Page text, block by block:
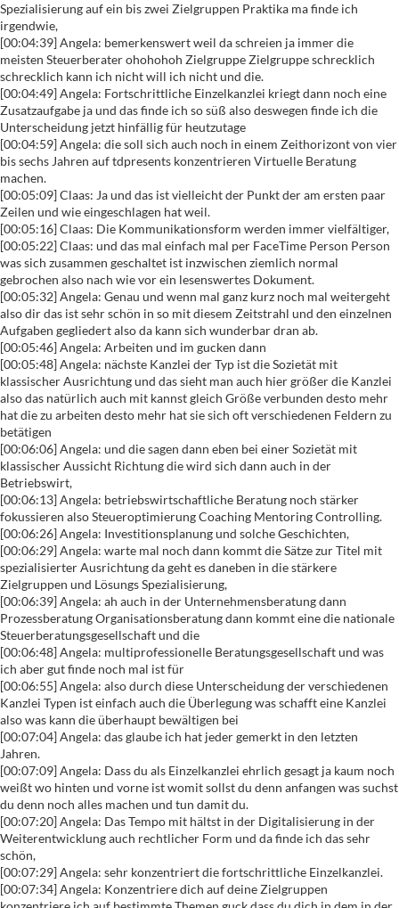
Spezialisierung auf ein bis zwei Zielgruppen Praktika ma finde ich
irgendwie,
[00:04:39] Angela: bemerkenswert weil da schreien ja immer die
meisten Steuerberater ohohohoh Zielgruppe Zielgruppe schrecklich
schrecklich kann ich nicht will ich nicht und die.
[00:04:49] Angela: Fortschrittliche Einzelkanzlei kriegt dann noch eine
Zusatzaufgabe ja und das finde ich so süß also deswegen finde ich die
Unterscheidung jetzt hinfällig für heutzutage
[00:04:59] Angela: die soll sich auch noch in einem Zeithorizont von vier
bis sechs Jahren auf tdpresents konzentrieren Virtuelle Beratung
machen.
[00:05:09] Claas: Ja und das ist vielleicht der Punkt der am ersten paar
Zeilen und wie eingeschlagen hat weil.
[00:05:16] Claas: Die Kommunikationsform werden immer vielfältiger,
[00:05:22] Claas: und das mal einfach mal per FaceTime Person Person
was sich zusammen geschaltet ist inzwischen ziemlich normal
gebrochen also nach wie vor ein lesenswertes Dokument.
[00:05:32] Angela: Genau und wenn mal ganz kurz noch mal weitergeht
also dir das ist sehr schön in so mit diesem Zeitstrahl und den einzelnen
Aufgaben gegliedert also da kann sich wunderbar dran ab.
[00:05:46] Angela: Arbeiten und im gucken dann
[00:05:48] Angela: nächste Kanzlei der Typ ist die Sozietät mit
klassischer Ausrichtung und das sieht man auch hier größer die Kanzlei
also das natürlich auch mit kannst gleich Größe verbunden desto mehr
hat die zu arbeiten desto mehr hat sie sich oft verschiedenen Feldern zu
betätigen
[00:06:06] Angela: und die sagen dann eben bei einer Sozietät mit
klassischer Aussicht Richtung die wird sich dann auch in der
Betriebswirt,
[00:06:13] Angela: betriebswirtschaftliche Beratung noch stärker
fokussieren also Steueroptimierung Coaching Mentoring Controlling.
[00:06:26] Angela: Investitionsplanung und solche Geschichten,
[00:06:29] Angela: warte mal noch dann kommt die Sätze zur Titel mit
spezialisierter Ausrichtung da geht es daneben in die stärkere
Zielgruppen und Lösungs Spezialisierung,
[00:06:39] Angela: ah auch in der Unternehmensberatung dann
Prozessberatung Organisationsberatung dann kommt eine die nationale
Steuerberatungsgesellschaft und die
[00:06:48] Angela: multiprofessionelle Beratungsgesellschaft und was
ich aber gut finde noch mal ist für
[00:06:55] Angela: also durch diese Unterscheidung der verschiedenen
Kanzlei Typen ist einfach auch die Überlegung was schafft eine Kanzlei
also was kann die überhaupt bewältigen bei
[00:07:04] Angela: das glaube ich hat jeder gemerkt in den letzten
Jahren.
[00:07:09] Angela: Dass du als Einzelkanzlei ehrlich gesagt ja kaum noch
weißt wo hinten und vorne ist womit sollst du denn anfangen was suchst
du denn noch alles machen und tun damit du.
[00:07:20] Angela: Das Tempo mit hältst in der Digitalisierung in der
Weiterentwicklung auch rechtlicher Form und da finde ich das sehr
schön,
[00:07:29] Angela: sehr konzentriert die fortschrittliche Einzelkanzlei.
[00:07:34] Angela: Konzentriere dich auf deine Zielgruppen